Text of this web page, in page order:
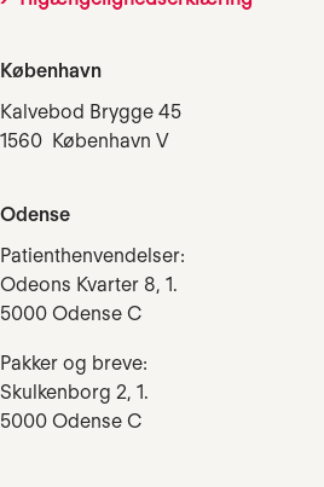
København
Kalvebod Brygge 45
1560 København V
Odense
Patienthenvendelser:
Odeons Kvarter 8, 1.
5000 Odense C
Pakker og breve:
Skulkenborg 2, 1.
5000 Odense C